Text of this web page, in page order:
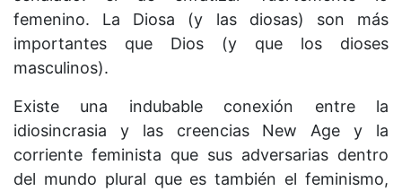
femenino. La Diosa (y las diosas) son más
importantes que Dios (y que los dioses
masculinos).
Existe una indubable conexión entre la
idiosincrasia y las creencias New Age y la
corriente feminista que sus adversarias dentro
del mundo plural que es también el feminismo,